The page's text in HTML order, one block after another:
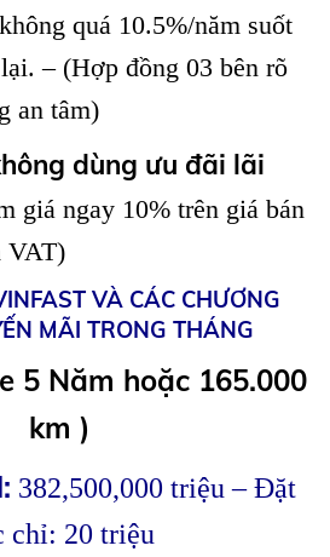
quá 10.5%/năm suốt
– (Hợp đồng 03 bên rõ
an tâm)
dùng ưu đãi lãi
giá ngay 10% trên giá bán
VAT)
VÀ CÁC CHƯƠNG
MÃI TRONG THÁNG
5 Năm hoặc 165.000
km )
382,500,000 triệu – Đặt
chỉ: 20 triệu